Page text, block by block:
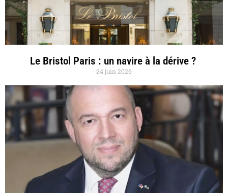
Le Bristol Paris : un navire à la dérive ?
24 juin 2026